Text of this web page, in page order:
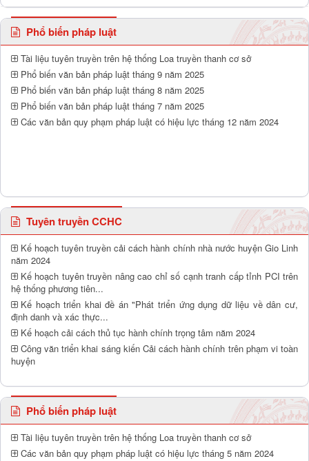
Phổ biến pháp luật
Tài liệu tuyên truyền trên hệ thống Loa truyền thanh cơ sở
Phổ biến văn bản pháp luật tháng 9 năm 2025
Phổ biến văn bản pháp luật tháng 8 năm 2025
Phổ biến văn bản pháp luật tháng 7 năm 2025
Các văn bản quy phạm pháp luật có hiệu lực tháng 12 năm 2024
Tuyên truyền CCHC
Kế hoạch tuyên truyền cải cách hành chính nhà nước huyện Gio Linh
năm 2024
Kế hoạch tuyên truyền nâng cao chỉ số cạnh tranh cấp tỉnh PCI trên
hệ thống phương tiên...
Kế hoạch triển khai đề án "Phát triển ứng dụng dữ liệu về dân cư,
định danh và xác thực...
Kế hoạch cải cách thủ tục hành chính trọng tâm năm 2024
Công văn triển khai sáng kiến Cải cách hành chính trên phạm vi toàn
huyện
Phổ biến pháp luật
Tài liệu tuyên truyền trên hệ thống Loa truyền thanh cơ sở
Các văn bản quy phạm pháp luật có hiệu lực tháng 5 năm 2024